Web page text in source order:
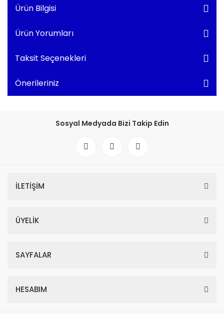
Ürün Bilgisi
Ürün Yorumları
Taksit Seçenekleri
Önerileriniz
Sosyal Medyada Bizi Takip Edin
İLETİŞİM
ÜYELİK
SAYFALAR
HESABIM